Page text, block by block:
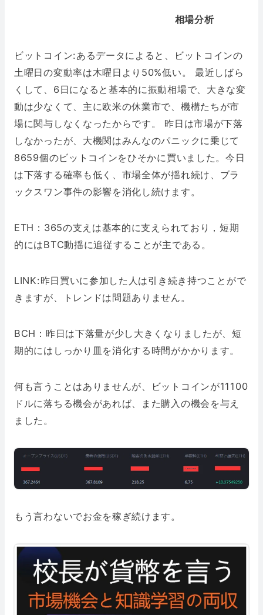
相場分析
ビットコイン:あるデータによると、ビットコインの
土曜日の変動率は木曜日より50%低い。 最近しばら
くして、6日になると基本的に振動相場で、大きな変
動は少なくて、主に欧米の休業市で、機構たちが市
場に関与しなくなったからです。 昨日は市場が下落
しなかったが、大機関はみんなのパニックに乗じて
8659個のビットコインをひそかに買いました。今日
は下落する確率も低く、市場全体が揺れ続け、ブラ
ックスワン事件の影響を消化し続けます。
ETH：365の支えは基本的に支えられており，短期
的にはBTC動揺に追従することが主である。
LINK:昨日買いに参加した人は引き続き持つことがで
きますが、トレンドは問題ありません。
BCH：昨日は下落量が少し大きくなりましたが、短
期的にはしっかり皿を消化する時間がかかります。
何も言うことはありませんが、ビットコインが11100
ドルに落ちる機会があれば、また購入の機会を与え
ました。
もう言わないでお金を稼ぎ続けます。